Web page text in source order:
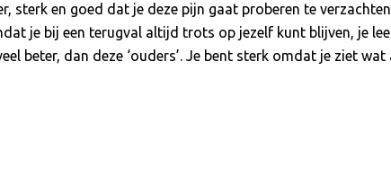
sterk en goed dat je deze pijn gaat proberen te
je bij een terugval altijd trots op jezelf kunt blijven, je
beter, dan deze ‘ouders’. Je bent sterk omdat je ziet